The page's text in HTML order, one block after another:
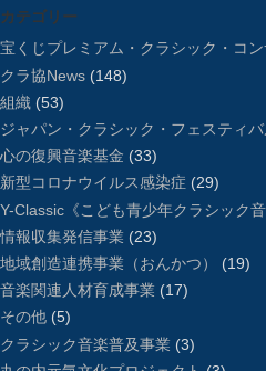
カテゴリー
宝くじプレミアム・クラシック・コン
クラ協News (148)
組織 (53)
ジャパン・クラシック・フェスティ
心の復興音楽基金 (33)
新型コロナウイルス感染症 (29)
Y-Classic《こども青少年クラシック
情報収集発信事業 (23)
地域創造連携事業（おんかつ）
(19)
音楽関連人材育成事業 (17)
その他 (5)
クラシック音楽普及事業 (3)